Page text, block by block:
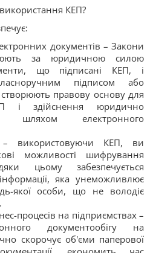
КЕП?
документів – Закони
за юридичною силою
що підписані КЕП, і
підписом або
правову основу для
і здійснення юридично
шляхом електронного
– використовуючи КЕП, ви
можливості шифрування
цьому забезпечується
яка унеможливлює
якої особи, що не володіє
процесів на підприємствах –
документообігу на
скорочує об'єми паперової